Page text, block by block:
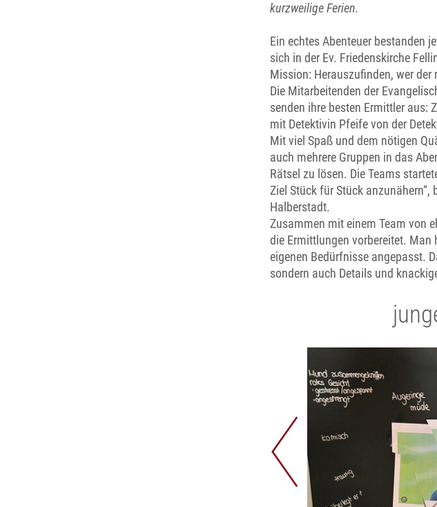
kurzweilige Ferien.
Ein echtes Abenteuer bestanden
sich in der Ev. Friedenskirche
Mission: Herauszufinden, wer
Die Mitarbeitenden der
senden ihre besten Ermittler aus:
mit Detektivin Pfeife von der
Mit viel Spaß und dem nötigen
auch mehrere Gruppen in das
Rätsel zu lösen. Die Teams
Ziel Stück für Stück
Halberstadt.
Zusammen mit einem Team von
die Ermittlungen vorbereitet. Man
eigenen Bedürfnisse angepasst.
sondern auch Details und